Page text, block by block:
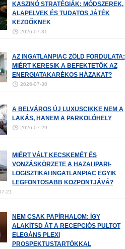
KASZINÓ STRATÉGIÁK: MÓDSZEREK,
ALAPELVEK ÉS TUDATOS JÁTÉK
KEZDŐKNEK
2026-07-31
AZ INGATLANPIAC ZÖLD FORDULATA:
MIÉRT KERESIK A BEFEKTETŐK AZ
ENERGIATAKARÉKOS HÁZAKAT?
2026-07-30
A BELVÁROS ÚJ LUXUSCIKKE NEM A
LAKÁS, HANEM A PARKOLÓHELY
2026-07-29
MIÉRT VÁLT KECSKEMÉT ÉS
VONZÁSKÖRZETE A HAZAI IPARI-
LOGISZTIKAI INGATLANPIAC EGYIK
LEGFONTOSABB KÖZPONTJÁVÁ?
21
NEM CSAK PAPÍRHALOM: ÍGY
ALAKÍTSD ÁT A RECEPCIÓS PULTOT
ELEGÁNS PLEXI
PROSPEKTUSTARTÓKKAL